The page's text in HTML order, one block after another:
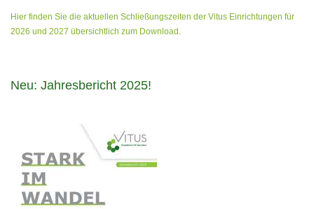
Hier finden Sie die aktuellen Schließungszeiten der Vitus Einrichtungen für
2026 und 2027 übersichtlich zum Download.
Neu: Jahresbericht 2025!